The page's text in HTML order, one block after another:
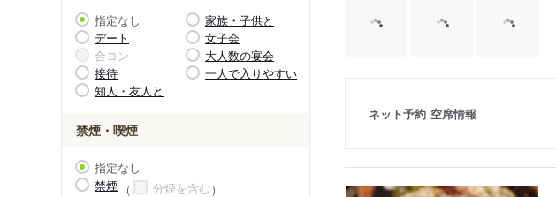
指定なし
家族・子供と
デート
女子会
合コン
大人数の宴会
接待
一人で入りやすい
知人・友人と
禁煙・喫煙
指定なし
禁煙
分煙を含む
ネット予約 空席情報